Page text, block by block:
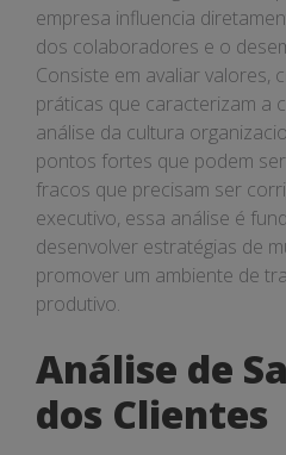
empresa influencia
dos colaboradores e o
Consiste em avaliar valores,
práticas que caracterizam a
análise da cultura
pontos fortes que podem
fracos que precisam ser
executivo, essa análise é
desenvolver estratégias de
promover um ambiente de
produtivo.
Análise de
dos Clientes